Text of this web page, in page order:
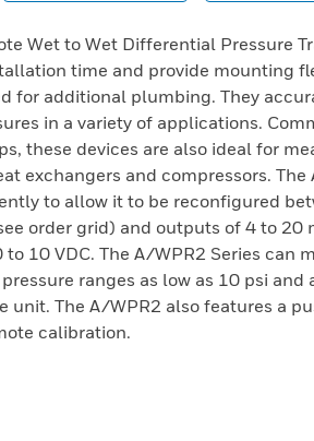
Wet to Wet Differential Pressure
time and provide mounting
for additional plumbing. They
in a variety of applications.
these devices are also ideal for
exchangers and compressors. The
to allow it to be reconfigured
order grid) and outputs of 4 to 20
10 VDC. The A/WPR2 Series can
ranges as low as 10 psi and
unit. The A/WPR2 also features a
calibration.